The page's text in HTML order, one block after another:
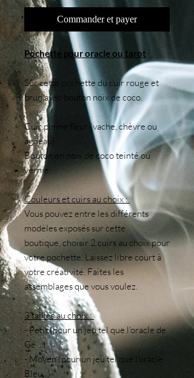
Commander et payer
Pochette pour oracle ou tarot
Sur cette pochette du cuir rouge et
brun avec bouton noix de coco.
Cuir pleine fleur (vache, chèvre ou
agneau)
Bouton en noix de coco teinté ou
vernie.
Couleurs et cuirs au choix :
Vous pouvez entre les différents
modèles exposés sur cette
boutique, choisir 2 cuirs au choix pour
votre pochette. Laissez libre court à
votre créativité. Faites les
assemblages que vous voulez.
3 tailles au choix :
- Petit (pour un jeu tel que l'oracle de
Gé ...)
- Moyen (pour un jeu tel que l'oracle
Bleu...)